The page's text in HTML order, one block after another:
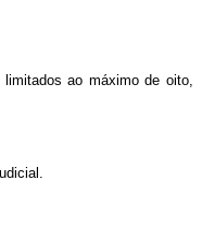
ao máximo de oito,